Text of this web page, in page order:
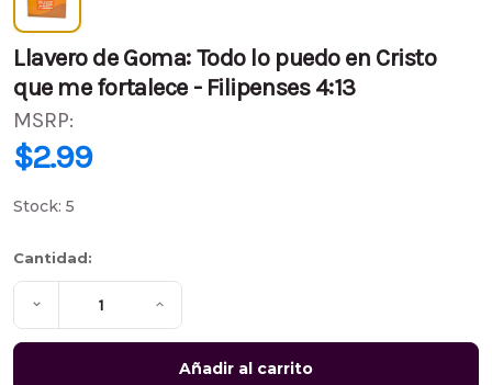
Llavero de Goma: Todo lo puedo en Cristo
que me fortalece - Filipenses 4:13
$2.99
MSRP:
$2.99
Stock: 5
Cantidad:
Disminuir
la
cantidad
Aumentar
la
cantidad
Llavero